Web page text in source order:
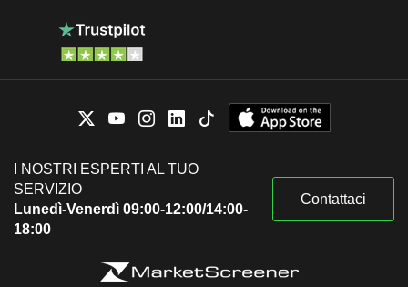
I NOSTRI ESPERTI AL TUO
SERVIZIO
Lunedì-Venerdì 09:00-12:00/14:00-
18:00
Contattaci